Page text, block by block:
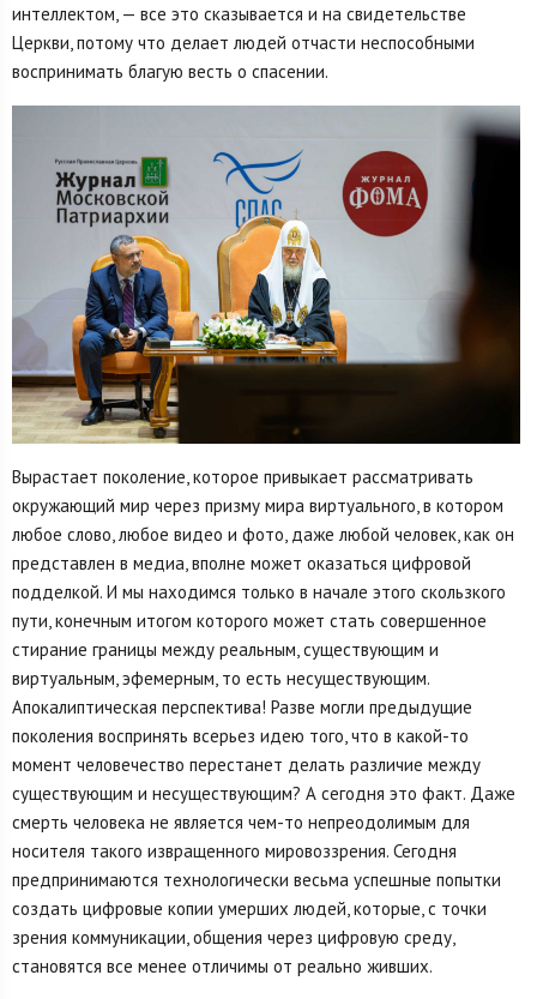
интеллектом, — все это сказывается и на свидетельстве
Церкви, потому что делает людей отчасти неспособными
воспринимать благую весть о спасении.
Вырастает поколение, которое привыкает рассматривать
окружающий мир через призму мира виртуального, в котором
любое слово, любое видео и фото, даже любой человек, как он
представлен в медиа, вполне может оказаться цифровой
подделкой. И мы находимся только в начале этого скользкого
пути, конечным итогом которого может стать совершенное
стирание границы между реальным, существующим и
виртуальным, эфемерным, то есть несуществующим.
Апокалиптическая перспектива! Разве могли предыдущие
поколения воспринять всерьез идею того, что в какой-то
момент человечество перестанет делать различие между
существующим и несуществующим? А сегодня это факт. Даже
смерть человека не является чем-то непреодолимым для
носителя такого извращенного мировоззрения. Сегодня
предпринимаются технологически весьма успешные попытки
создать цифровые копии умерших людей, которые, с точки
зрения коммуникации, общения через цифровую среду,
становятся все менее отличимы от реально живших.